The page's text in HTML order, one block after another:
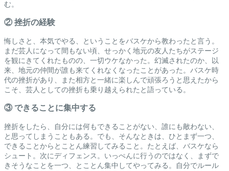
む。
② 挫折の経験
悔しさと、本気でやる、ということをバスケから教わったと言う。
まだ芸人になって間もない頃、せっかく地元の友人たちがステージ
を観にきてくれたものの、一切ウケなかった。幻滅されたのか、以
来、地元の仲間が誰も来てくれなくなったことがあった。バスケ時
代の挫折があり、また相方と一緒に楽しんで頑張ろうと思えたから
こそ、芸人としての挫折も乗り越えられたと語っている。
③ できることに集中する
挫折をしたら、自分には何もできることがない、誰にも敵わない、
と思ってしまうこともある。でも、そんなときは、ひとまず一つ、
できることからとことん練習してみること。たとえば、バスケなら
シュート。次にディフェンス。いっぺんに行うのではなく、まずで
きそうなことを一つ、とことん集中してやってみる。自分でルール